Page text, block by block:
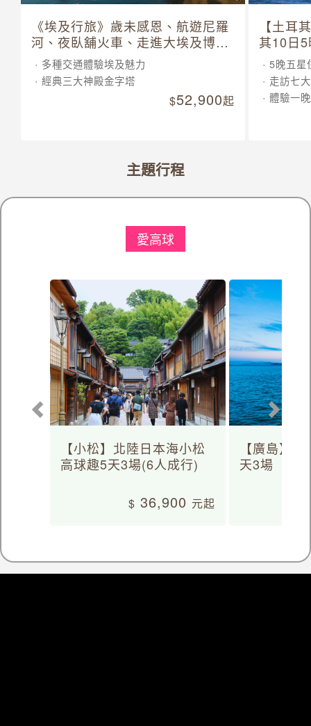
《埃及行旅》歲未感恩、航遊尼羅
河、夜臥舖火車、走進大埃及博物
館 10 日
多種交通體驗埃及魅力
經典三大神殿金字塔
52,900起
【土耳
其10日
5晚五星
走訪七
體驗一
愛高球
主題行程
【小松】北陸日本海小松
高球趣5天3場(6人成行)
36,900
【廣島】
天3場